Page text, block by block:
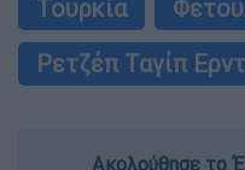
Τουρκία
Ρετζέπ Ταγίπ
Ακολούθησε το